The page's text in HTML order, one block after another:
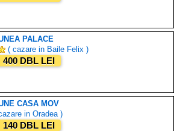
PALACE
( cazare in Baile Felix )
400 DBL LEI
CASA MOV
in Oradea )
140 DBL LEI